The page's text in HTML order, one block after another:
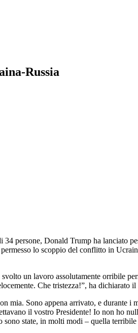
Russia
persone, Donald Trump ha lanciato
lo scoppio del conflitto in
un lavoro assolutamente orribile
Che tristezza!”, ha dichiarato
mia. Sono appena arrivato, e durante
il vostro Presidente! Io non ho
state, in molti modi – quella